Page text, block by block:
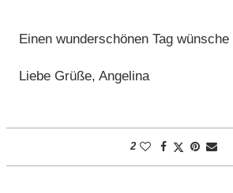
Einen wunderschönen Tag
Liebe Grüße, Angelina
2